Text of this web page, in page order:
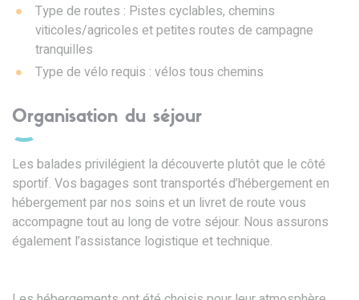
Type de routes : Pistes cyclables, chemins
viticoles/agricoles et petites routes de campagne
tranquilles
Type de vélo requis : vélos tous chemins
Organisation du séjour
Les balades privilégient la découverte plutôt que le côté
sportif. Vos bagages sont transportés d’hébergement en
hébergement par nos soins et un livret de route vous
accompagne tout au long de votre séjour. Nous assurons
également l’assistance logistique et technique.